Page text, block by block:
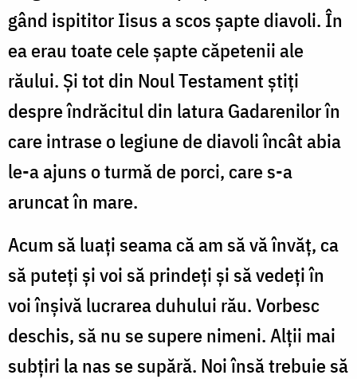
gând ispititor Iisus a scos şapte diavoli. În
ea erau toate cele şapte căpetenii ale
răului. Şi tot din Noul Testament ştiţi
despre îndrăcitul din latura Gadarenilor în
care intrase o legiune de diavoli încât abia
le-a ajuns o turmă de porci, care s-a
aruncat în mare.
Acum să luaţi seama că am să vă învăţ, ca
să puteţi şi voi să prindeţi şi să vedeţi în
voi înşivă lucrarea duhului rău. Vorbesc
deschis, să nu se supere nimeni. Alţii mai
subţiri la nas se supără. Noi însă trebuie să